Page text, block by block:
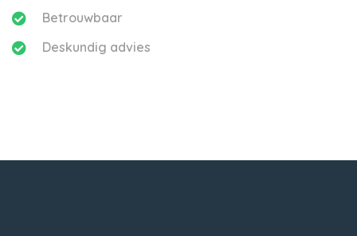
Betrouwbaar
Deskundig advies